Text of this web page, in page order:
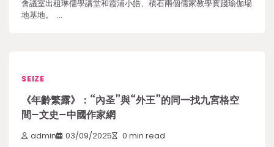
會議室出租琳儒學講堂和霞浦小皓、積石兩個儒家教學實踐瑜伽場
地基地。 …
SEIZE
《年齡繁露》：“內圣”與“外王”的同一找九宮格空
間–文史–中國作家網
admin 03/09/2025 0 min read